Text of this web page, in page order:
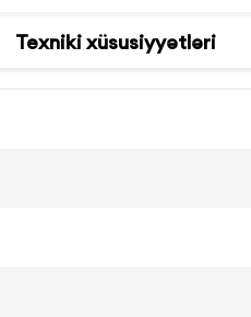
Texniki xüsusiyyətləri